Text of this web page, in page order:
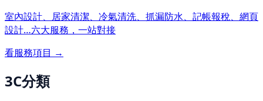
室內設計、居家清潔、冷氣清洗、抓漏防水、記帳報稅、網頁
設計…六大服務，一站對接
看服務項目 →
3C分類